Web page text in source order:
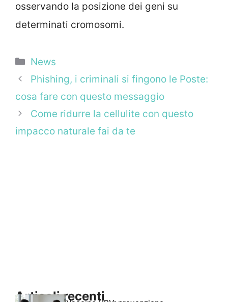
osservando la posizione dei geni su
determinati cromosomi.
Categorie
News
Phishing, i criminali si fingono le Poste:
cosa fare con questo messaggio
Come ridurre la cellulite con questo
impacco naturale fai da te
Articoli recenti